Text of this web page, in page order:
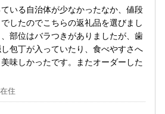
いる自治体が少なかったなか、値段
したのでこちらの返礼品を選びまし
部位はバラつきがありましたが、歯
包丁が入っていたり、食べやすさへ
味しかったです。またオーダーした
住